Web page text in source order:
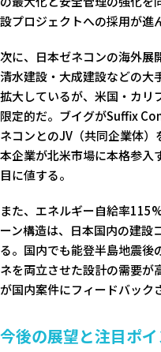
設プロジェクトへの採用が進
次に、日本ゼネコンの海外展
清水建設・大成建設などの大
拡大しているが、米国・カリ
限定的だ。ブイグがSuffix
ネコンとのJV（共同企業体
本企業が北米市場に本格参入
目に値する。
また、エネルギー自給率
ーン構造は、日本国内の建設
る。国内でも能登半島地震後
ネを両立させた設計の需要が
が国内案件にフィードバック
今後の展望と注目ポイ